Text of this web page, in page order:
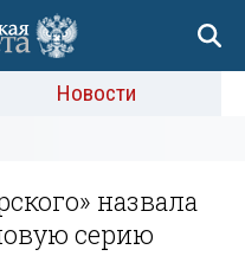
Новости
назвала
серию